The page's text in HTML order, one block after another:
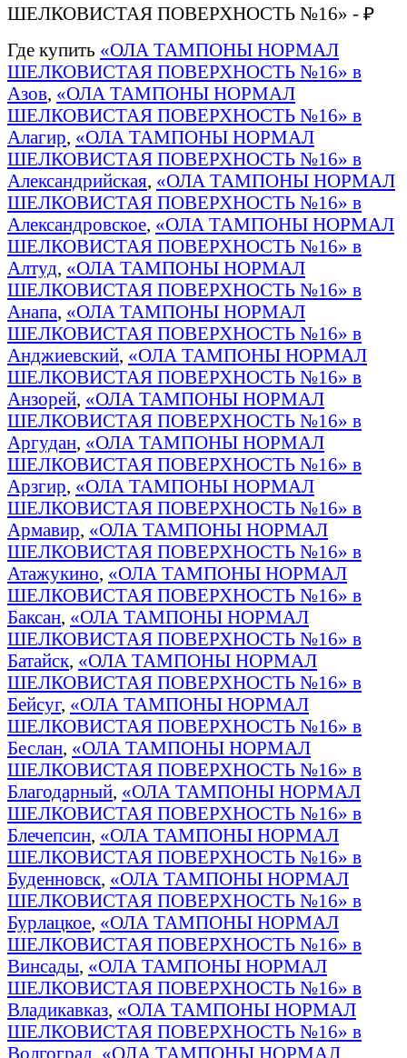
ШЕЛКОВИСТАЯ ПОВЕРХНОСТЬ №16» - ₽
Где купить «ОЛА ТАМПОНЫ НОРМАЛ
ШЕЛКОВИСТАЯ ПОВЕРХНОСТЬ №16» в
Азов, «ОЛА ТАМПОНЫ НОРМАЛ
ШЕЛКОВИСТАЯ ПОВЕРХНОСТЬ №16» в
Алагир, «ОЛА ТАМПОНЫ НОРМАЛ
ШЕЛКОВИСТАЯ ПОВЕРХНОСТЬ №16» в
Александрийская, «ОЛА ТАМПОНЫ НОРМАЛ
ШЕЛКОВИСТАЯ ПОВЕРХНОСТЬ №16» в
Александровское, «ОЛА ТАМПОНЫ НОРМАЛ
ШЕЛКОВИСТАЯ ПОВЕРХНОСТЬ №16» в
Алтуд, «ОЛА ТАМПОНЫ НОРМАЛ
ШЕЛКОВИСТАЯ ПОВЕРХНОСТЬ №16» в
Анапа, «ОЛА ТАМПОНЫ НОРМАЛ
ШЕЛКОВИСТАЯ ПОВЕРХНОСТЬ №16» в
Анджиевский, «ОЛА ТАМПОНЫ НОРМАЛ
ШЕЛКОВИСТАЯ ПОВЕРХНОСТЬ №16» в
Анзорей, «ОЛА ТАМПОНЫ НОРМАЛ
ШЕЛКОВИСТАЯ ПОВЕРХНОСТЬ №16» в
Аргудан, «ОЛА ТАМПОНЫ НОРМАЛ
ШЕЛКОВИСТАЯ ПОВЕРХНОСТЬ №16» в
Арзгир, «ОЛА ТАМПОНЫ НОРМАЛ
ШЕЛКОВИСТАЯ ПОВЕРХНОСТЬ №16» в
Армавир, «ОЛА ТАМПОНЫ НОРМАЛ
ШЕЛКОВИСТАЯ ПОВЕРХНОСТЬ №16» в
Атажукино, «ОЛА ТАМПОНЫ НОРМАЛ
ШЕЛКОВИСТАЯ ПОВЕРХНОСТЬ №16» в
Баксан, «ОЛА ТАМПОНЫ НОРМАЛ
ШЕЛКОВИСТАЯ ПОВЕРХНОСТЬ №16» в
Батайск, «ОЛА ТАМПОНЫ НОРМАЛ
ШЕЛКОВИСТАЯ ПОВЕРХНОСТЬ №16» в
Бейсуг, «ОЛА ТАМПОНЫ НОРМАЛ
ШЕЛКОВИСТАЯ ПОВЕРХНОСТЬ №16» в
Беслан, «ОЛА ТАМПОНЫ НОРМАЛ
ШЕЛКОВИСТАЯ ПОВЕРХНОСТЬ №16» в
Благодарный, «ОЛА ТАМПОНЫ НОРМАЛ
ШЕЛКОВИСТАЯ ПОВЕРХНОСТЬ №16» в
Блечепсин, «ОЛА ТАМПОНЫ НОРМАЛ
ШЕЛКОВИСТАЯ ПОВЕРХНОСТЬ №16» в
Буденновск, «ОЛА ТАМПОНЫ НОРМАЛ
ШЕЛКОВИСТАЯ ПОВЕРХНОСТЬ №16» в
Бурлацкое, «ОЛА ТАМПОНЫ НОРМАЛ
ШЕЛКОВИСТАЯ ПОВЕРХНОСТЬ №16» в
Винсады, «ОЛА ТАМПОНЫ НОРМАЛ
ШЕЛКОВИСТАЯ ПОВЕРХНОСТЬ №16» в
Владикавказ, «ОЛА ТАМПОНЫ НОРМАЛ
ШЕЛКОВИСТАЯ ПОВЕРХНОСТЬ №16» в
Волгоград «ОЛА ТАМПОНЫ НОРМАЛ